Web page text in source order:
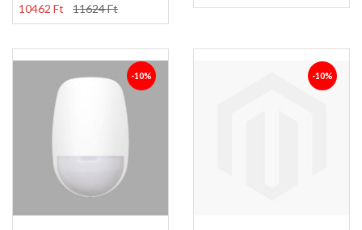
10462 Ft 11624 Ft
-10% -10%